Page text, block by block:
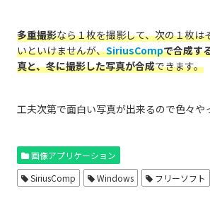
多重撮影なら１枚を撮影して、次の１枚は
いといけませんが、SiriusCompで合成す
真と、冬に撮影した写真が合成できます。
工夫次第で面白い写真が出来るので色々や
画像アプリケーション
SiriusComp
Windows フリーソフト